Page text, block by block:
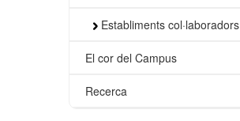
Establiments col·laboradors
El cor del Campus
Recerca